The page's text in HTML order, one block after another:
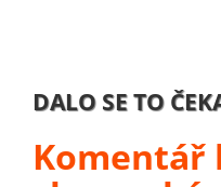
DALO SE TO
Komentář